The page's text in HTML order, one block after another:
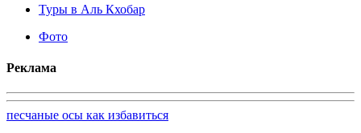
Туры в Аль Кхобар
Фото
Реклама
песчаные осы как избавиться